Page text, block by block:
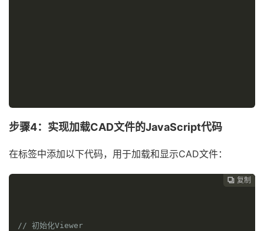
步骤4：实现加载CAD文件的JavaScript代码
在标签中添加以下代码，用于加载和显示CAD文件：
 复制
 复制
 复制
// 初始化Viewer